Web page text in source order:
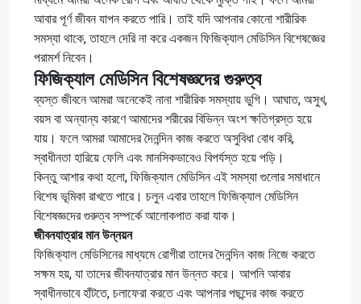
আবার পূর্ণ জীবন যাপন করতে পারি। তাই যদি আপনার কোনো শারীরিক
সমস্যা থাকে, তাহলে দেরি না করে একজন ফিজিক্যাল মেডিসিন বিশেষজ্ঞের
পরামর্শ নিবেন।
ফিজিক্যাল মেডিসিন বিশেষজ্ঞদের গুরুত্ব
ব্যস্ত জীবনে আমরা অনেকেই নানা শারীরিক সমস্যায় ভুগি। আঘাত, অসুখ,
বয়স বা অন্যান্য কারণে আমাদের শরীরের বিভিন্ন অংশ ক্ষতিগ্রস্ত হয়ে
যায়। ফলে আমরা আমাদের দৈনন্দিন কাজ করতে অসুবিধা বোধ করি,
স্বাধীনতা হারিয়ে ফেলি এবং মানসিকভাবেও বিপর্যস্ত হয়ে পড়ি।
কিন্তু আশার কথা হলো, ফিজিক্যাল মেডিসিন এই সমস্যা গুলোর সমাধানে
বিশেষ ভূমিকা রাখতে পারে। চলুন এবার তাহলে ফিজিক্যাল মেডিসিন
বিশেষজ্ঞদের গুরুত্ব সম্পর্কে আলোকপাত করা যাক।
জীবনযাত্রার মান উন্নয়ন
ফিজিক্যাল মেডিসিনের মাধ্যমে রোগীরা তাদের দৈনন্দিন কাজ নিজে করতে
সক্ষম হয়, যা তাদের জীবনযাত্রার মান উন্নত করে। আপনি আবার
স্বাধীনভাবে হাঁটতে, চলাফেরা করতে এবং আপনার পছন্দের কাজ করতে